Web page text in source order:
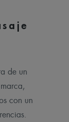
de un
con un